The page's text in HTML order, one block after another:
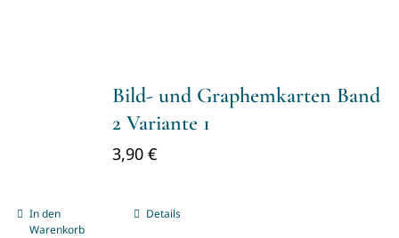
Bild- und Graphemkarten Band
2 Variante 1
3,90 €
In den
Warenkorb
Details